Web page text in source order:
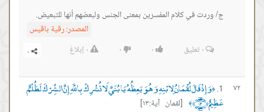
ج/ وردت في كلام المفسرين بمعنى الجنس ولبعضهم أنها للتبعيض.
المصدر:رقية باقيس
٠تعليق ٠ ٠ ٠ إبلاغ
٧٢ ﴿وَإِذْ قَالَ لُقْمَانُ لِابْنِهِ وَهُوَ يَعِظُهُ يَا بُنَيَّ لَا تُشْرِكْ بِاللَّهِ إِنَّ الشِّرْكَ لَظُلْمٌ
عَظِيمٌ ﴿١٣﴾ ﴾
[لقمان آية:١٣]